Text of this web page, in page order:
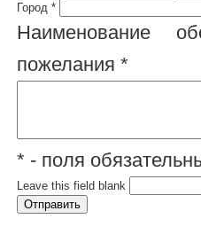
Город *
Наименование
пожелания *
* - поля
Leave this field blank